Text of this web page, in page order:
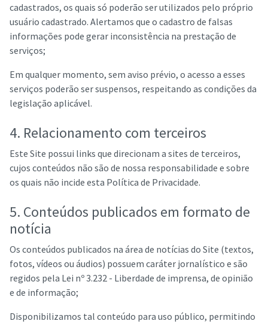
cadastrados, os quais só poderão ser utilizados pelo próprio
usuário cadastrado. Alertamos que o cadastro de falsas
informações pode gerar inconsistência na prestação de
serviços;
Em qualquer momento, sem aviso prévio, o acesso a esses
serviços poderão ser suspensos, respeitando as condições da
legislação aplicável.
4. Relacionamento com terceiros
Este Site possui links que direcionam a sites de terceiros,
cujos conteúdos não são de nossa responsabilidade e sobre
os quais não incide esta Política de Privacidade.
5. Conteúdos publicados em formato de
notícia
Os conteúdos publicados na área de notícias do Site (textos,
fotos, vídeos ou áudios) possuem caráter jornalístico e são
regidos pela Lei nº 3.232 - Liberdade de imprensa, de opinião
e de informação;
Disponibilizamos tal conteúdo para uso público, permitindo